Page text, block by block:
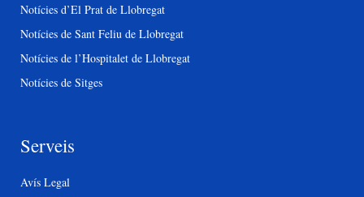
Notícies d’El Prat de Llobregat
Notícies de Sant Feliu de Llobregat
Notícies de l’Hospitalet de Llobregat
Notícies de Sitges
Serveis
Avís Legal